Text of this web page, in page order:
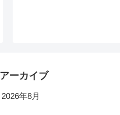
アーカイブ
2026年8月